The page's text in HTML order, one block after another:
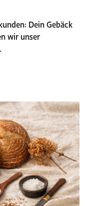
Dein Gebäck
wir unser